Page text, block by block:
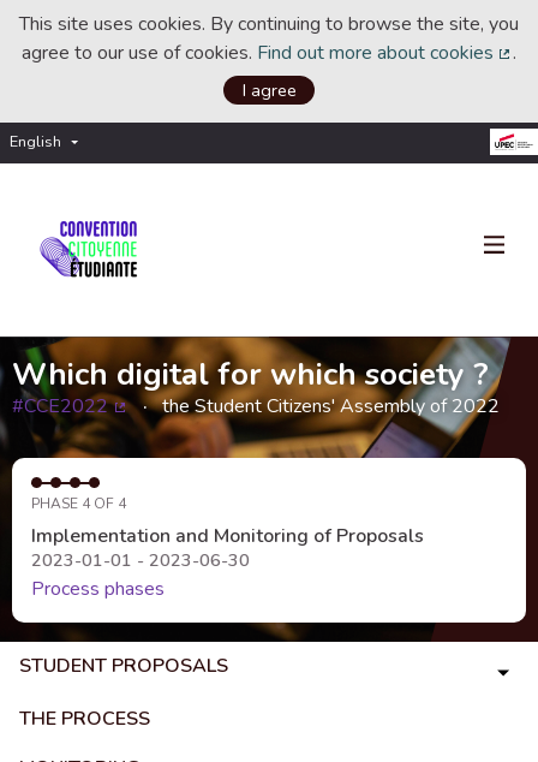
This site uses cookies. By continuing to browse the site, you
agree to our use of cookies. Find out more about cookies .
I agree
English Choisir la langue
Which digital for which society ?
#CCE2022
(External link)
the Student Citizens' Assembly of 2022
PHASE 4 OF 4
Implementation and Monitoring of Proposals
2023-01-01 - 2023-06-30
Process phases
STUDENT PROPOSALS
THE PROCESS